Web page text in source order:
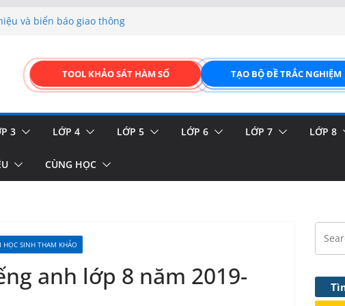
và biển báo giao thông
của thực vật
DIỆN ĐỈNH CAO &
TOOL KHẢO SÁT HÀM SỐ TẠO BỘ ĐỀ TRẮC NGHIỆM
3 LỚP 4 LỚP 5 LỚP 6 LỚP 7 LỚP 8
CÙNG HỌC
HỌC SINH THAM KHẢO
anh lớp 8 năm 2019-